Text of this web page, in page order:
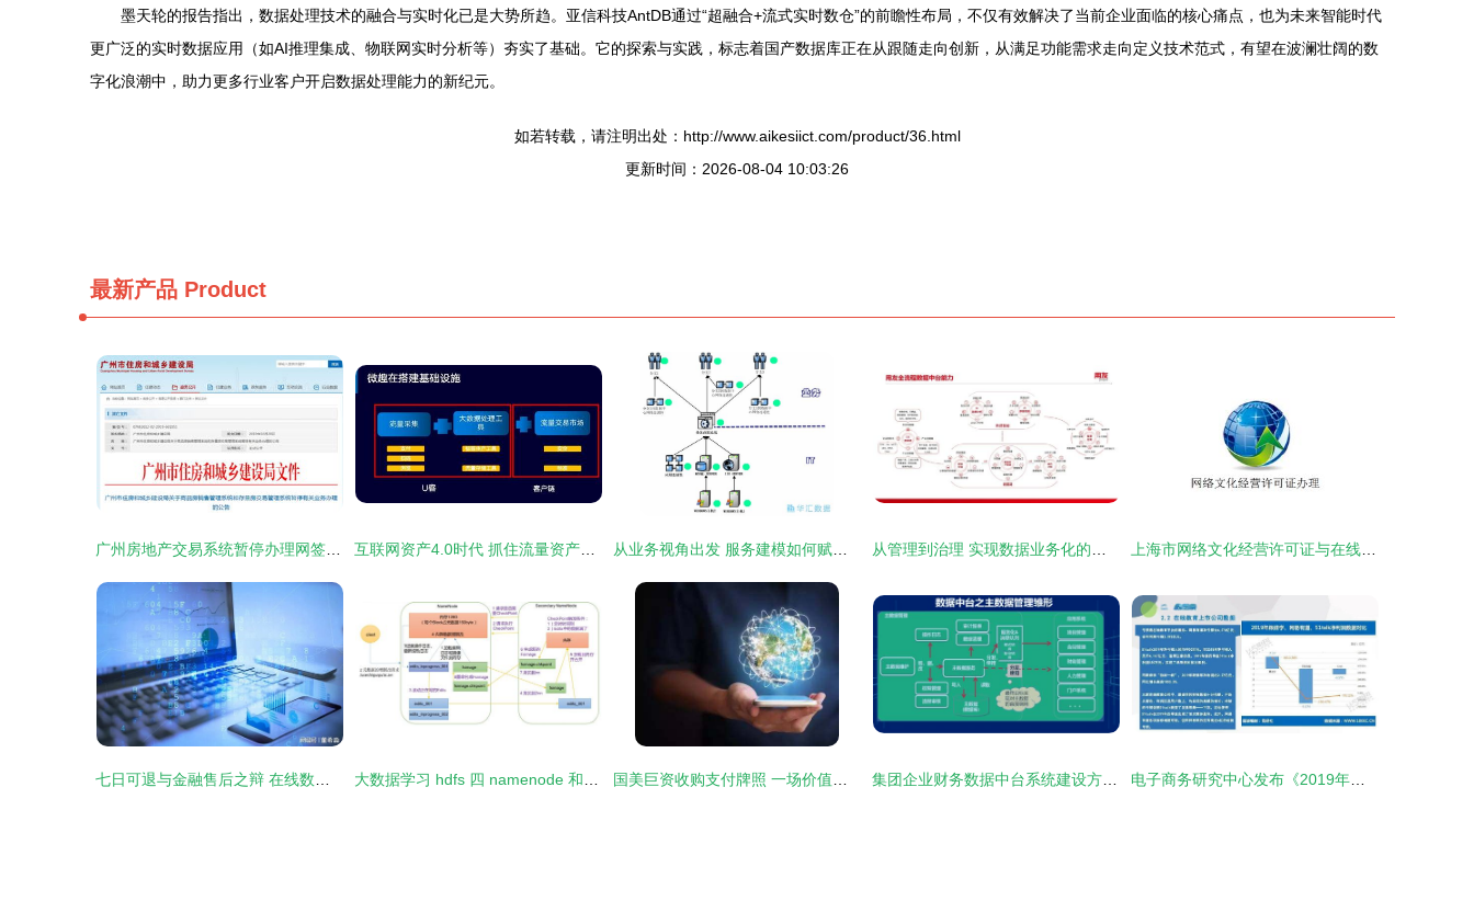
墨天轮的报告指出，数据处理技术的融合与实时化已是大势所趋。亚信科技AntDB通过“超融合+流式实时数仓”的前瞻性布局，不仅有效解决了当前企业面临的核心痛点，也为未来智能时代
更广泛的实时数据应用（如AI推理集成、物联网实时分析等）夯实了基础。它的探索与实践，标志着国产数据库正在从跟随走向创新，从满足功能需求走向定义技术范式，有望在波澜壮阔的数
字化浪潮中，助力更多行业客户开启数据处理能力的新纪元。
如若转载，请注明出处：http://www.aikesiict.com/product/36.html
更新时间：2026-08-04 10:03:26
最新产品 Product